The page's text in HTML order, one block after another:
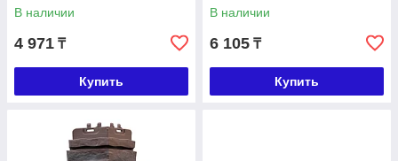
В наличии
4 971 ₸
Купить
В наличии
6 105 ₸
Купить